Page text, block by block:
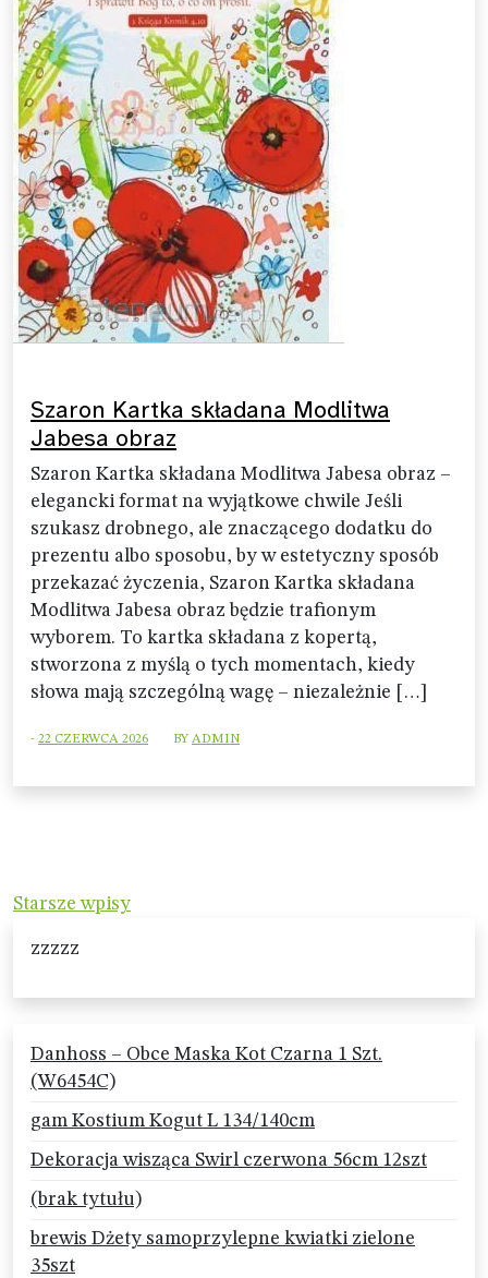
Szaron Kartka składana Modlitwa
Jabesa obraz
Szaron Kartka składana Modlitwa Jabesa obraz –
elegancki format na wyjątkowe chwile Jeśli
szukasz drobnego, ale znaczącego dodatku do
prezentu albo sposobu, by w estetyczny sposób
przekazać życzenia, Szaron Kartka składana
Modlitwa Jabesa obraz będzie trafionym
wyborem. To kartka składana z kopertą,
stworzona z myślą o tych momentach, kiedy
słowa mają szczególną wagę – niezależnie […]
- 22 CZERWCA 2026 BYADMIN
Nawigacja
po
Starsze wpisy
zzzzz
Danhoss – Obce Maska Kot Czarna 1 Szt.
(W6454C)
gam Kostium Kogut L 134/140cm
Dekoracja wisząca Swirl czerwona 56cm 12szt
(brak tytułu)
brewis Dżety samoprzylepne kwiatki zielone
35szt